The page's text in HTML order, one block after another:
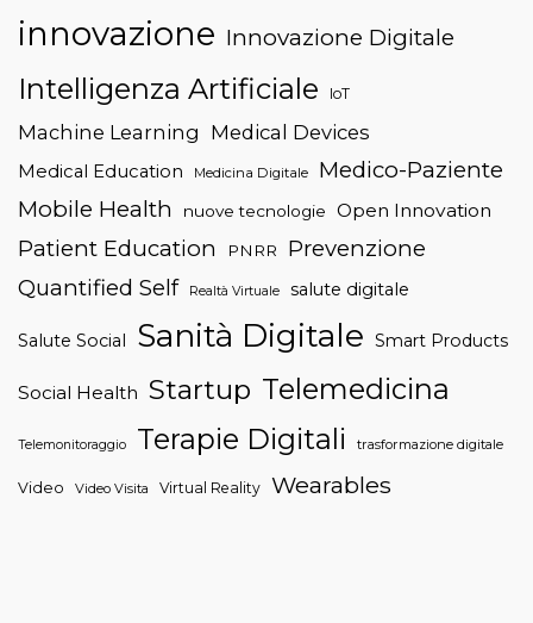
innovazione Innovazione Digitale
Intelligenza Artificiale IoT
Machine Learning Medical Devices
Medical Education Medicina Digitale
Medico-Paziente
Mobile Health
nuove tecnologie Open Innovation
Patient Education PNRR
Prevenzione
Quantified Self
Realtà Virtuale salute digitale
Salute Social Sanità Digitale Smart Products
Social Health Startup Telemedicina
Telemonitoraggio Terapie Digitali trasformazione digitale
Video Video Visita Virtual Reality Wearables